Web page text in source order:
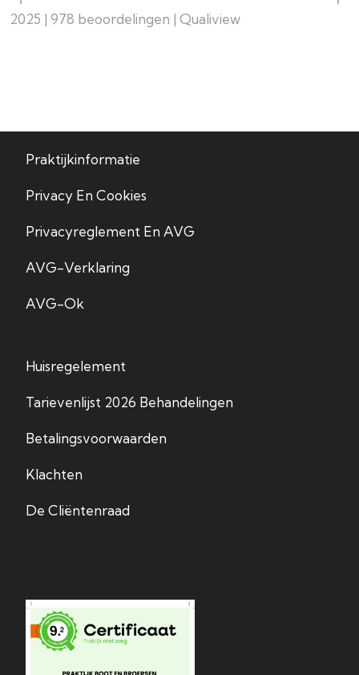
2025 | 978 beoordelingen | Qualiview
Praktijkinformatie
Privacy En Cookies
Privacyreglement En AVG
AVG-Verklaring
AVG-Ok
Huisregelement
Tarievenlijst 2026 Behandelingen
Betalingsvoorwaarden
Klachten
De Cliëntenraad